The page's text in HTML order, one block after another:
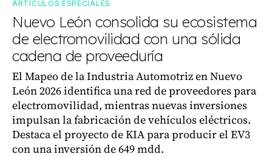
ARTÍCULOS ESPECIALES
Nuevo León consolida su ecosistema
de electromovilidad con una sólida
cadena de proveeduría
El Mapeo de la Industria Automotriz en Nuevo
León 2026 identifica una red de proveedores para
electromovilidad, mientras nuevas inversiones
impulsan la fabricación de vehículos eléctricos.
Destaca el proyecto de KIA para producir el EV3
con una inversión de 649 mdd.